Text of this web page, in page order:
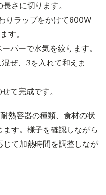
さに切ります。
りラップをかけて600W
す。
パーで水気を絞ります。
ぜ、3を入れて和えま
て完成です。
熱容器の種類、食材の状
す。様子を確認しながら
て加熱時間を調整しなが